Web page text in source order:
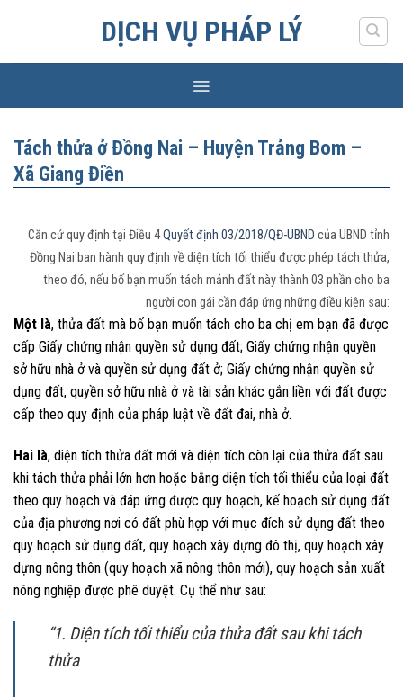
DỊCH VỤ PHÁP LÝ
Tách thửa ở Đồng Nai – Huyện Trảng Bom –
Xã Giang Điền
Căn cứ quy định tại Điều 4Quyết định 03/2018/QĐ-UBND của UBND tỉnh
Đồng Nai ban hành quy định về diện tích tối thiểu được phép tách thửa,
theo đó, nếu bố bạn muốn tách mảnh đất này thành 03 phần cho ba
người con gái cần đáp ứng những điều kiện sau:
Một là, thửa đất mà bố bạn muốn tách cho ba chị em bạn đã được
cấp Giấy chứng nhận quyền sử dụng đất; Giấy chứng nhận quyền
sở hữu nhà ở và quyền sử dụng đất ở; Giấy chứng nhận quyền sử
dụng đất, quyền sở hữu nhà ở và tài sản khác gắn liền với đất được
cấp theo quy định của pháp luật về đất đai, nhà ở.
Hai là, diện tích thửa đất mới và diện tích còn lại của thửa đất sau
khi tách thửa phải lớn hơn hoặc bằng diện tích tối thiểu của loại đất
theo quy hoạch và đáp ứng được quy hoạch, kế hoạch sử dụng đất
của địa phương nơi có đất phù hợp với mục đích sử dụng đất theo
quy hoạch sử dụng đất, quy hoạch xây dựng đô thị, quy hoạch xây
dựng nông thôn (quy hoạch xã nông thôn mới), quy hoạch sản xuất
nông nghiệp được phê duyệt. Cụ thể như sau:
“1. Diện tích tối thiểu của thửa đất sau khi tách
thửa